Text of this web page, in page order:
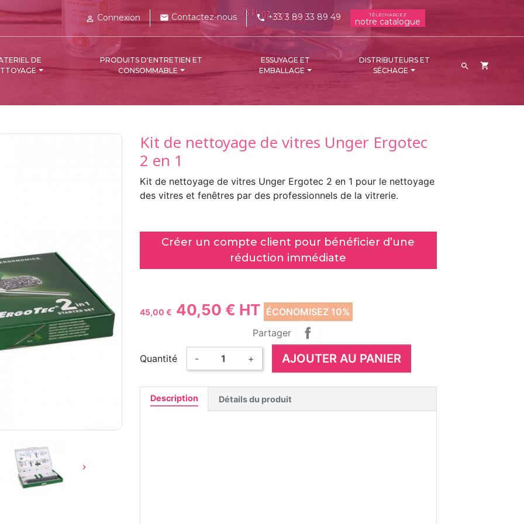
 Connexion mail Contactez-nous phone +33 3 89 33 89 49 TÉLÉCHARGEZ
notre catalogue
DE
PRODUITS D'ENTRETIEN ET
CONSOMMABLE
ESSUYAGE ET
EMBALLAGE
DISTRIBUTEURS ET
SÉCHAGE
 shopping_cart

Kit de nettoyage de vitres Unger Ergotec
2 en 1
Kit de nettoyage de vitres Unger Ergotec 2 en 1 pour le nettoyage
des vitres et fenêtres par des professionnels de la vitrerie.
Créer un compte client pour bénéficier d’une
réduction immédiate
45,00 € 40,50 € HT ÉCONOMISEZ 10%
Partager
Quantité - + AJOUTER AU PANIER
Description Détails du produit